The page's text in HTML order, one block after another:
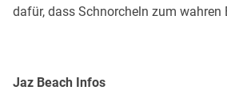
dafür, dass Schnorcheln zum wahren
Jaz Beach Infos